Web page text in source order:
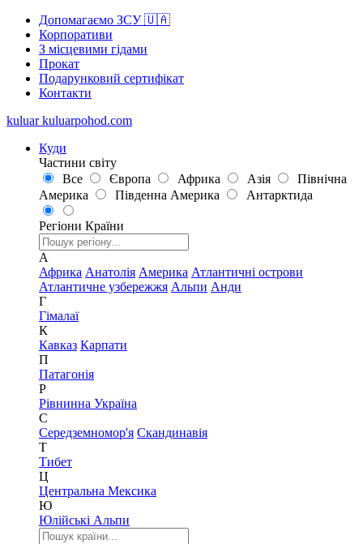
Допомагаємо ЗСУ 🇺🇦
Корпоративи
З місцевими гідами
Прокат
Подарунковий сертифікат
Контакти
kuluar kuluarpohod.com
Куди
Частини світу
Все
Європа Африка Азія
Північна
Америка
Південна Америка Антарктида
Регіони Країни
А
Африка Анатолія Америка Атлантичні острови
Атлантичне узбережжя Альпи Анди
Г
Гімалаї
К
Кавказ Карпати
П
Патагонія
Р
Рівнинна Україна
С
Середземномор'я Скандинавія
Т
Тибет
Ц
Центральна Мексика
Ю
Юлійські Альпи